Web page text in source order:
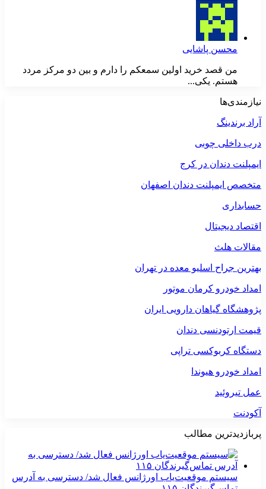
محسن پاشایی
من قصد خرید اولین سمعکم را دارم و بین دو مرکز مردد
هستم. یکی...
نیازمندی‌ها
آراد برندینگ
درب داخلی چوبی
ایمپلنت دندان در کرج
متخصص ایمپلنت دندان اصفهان
حسابداری
اقتصاد دیجیتال
مقالات هلث
بهترین جراح اسلیو معده در تهران
امداد خودرو کرمان موتور
پژوهشگاه گیاهان دارویی ایران
قیمت ارتودنسی دندان
دستگاه کربوکسی تراپی
امداد خودرو هیوندا
عمل تیروئید
آکودنت
پربازدیدترین مطالب
سیستم موقعیت‌یاب اورژانس فعال شد/ دسترسی به آدرس